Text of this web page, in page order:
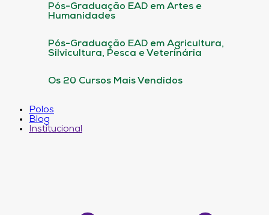
Pós-Graduação EAD em Artes e
Humanidades
Pós-Graduação EAD em Agricultura,
Silvicultura, Pesca e Veterinária
Os 20 Cursos Mais Vendidos
Polos
Blog
Institucional